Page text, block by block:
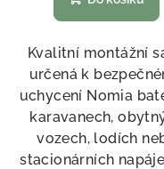
Kvalitní montážní
určená k
uchycení Nomia
karavanech,
vozech, lodích
stacionárních